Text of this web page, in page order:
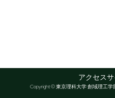
アクセス
Copyright © 東京理科大学 創域理工学